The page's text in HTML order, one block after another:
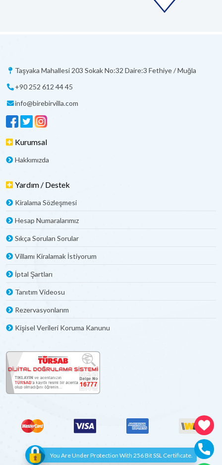
Taşyaka Mahallesi 203 Sokak No:32 Daire:3 Fethiye / Muğla
+90 252 612 44 45
info@birebirvilla.com
Kurumsal
Hakkımızda
Yardım / Destek
Kiralama Sözleşmesi
Hesap Numaralarımız
Sıkça Sorulan Sorular
Villamı Kiralamak İstiyorum
İptal Şartları
Tanıtım Videosu
Rezervasyonlarım
Kişisel Verileri Koruma Kanunu
You Are Under Protection With 256 Bit SSL Certificate.